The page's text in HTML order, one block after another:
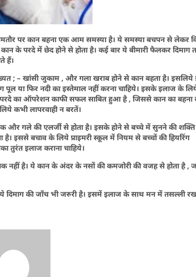
पर कान बहना एक आम समस्या है। ये समस्या बचपन से लेकर
के परदे में छेद होने से होता है। कई बार ये बीमारी फैलकर दिमाग
हैं।
; – खांसी जुकाम , और गला खराब होने से कान बहता है।
या फिर नदी का इस्तेमाल नहीं करना चाहिये। इसके इलाज के
का ऑपरेशन काफी सफल साबित हुआ है , जिससे कान का
कभी लापरवाही न बरतें।
और गले की एलर्जी से होता है। इसके होने से बच्चे में सुनने की
इससे बचाव के लिये प्राइमरी स्कूल में नियम से बच्चों की हियरिंग
तुरंत इलाज कराना चाहिये।
नहीं है। ये कान के अंदर के नसों की कमजोरी की वजह से होता है ,
दिमाग की जॉंच भी जरुरी है। इसमें इलाज के साथ मन में तसल्ली